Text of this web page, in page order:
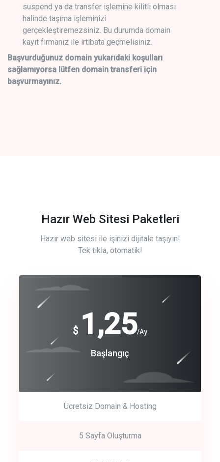
suspend ya da transfer işlemine kilitli olması
halinde taşıma işleminizi
gerçekleştiremezsiniz. Bu durumda domain
kayıt firmanız ile irtibata geçmelisiniz.
Başvurduğunuz domain yukarıdaki koşulları
sağlamıyorsa lütfen domain transferi için
başvurmayınız.
Hazır Web Sitesi Paketleri
Hazır web sitesi ile işinizi dijitale taşıyın!
Tek tıkla, otomatik!
$ 1,25/Ay
Başlangıç
Ücretsiz Domain & Hosting
5 Sayfa Oluşturma
Free
Basic